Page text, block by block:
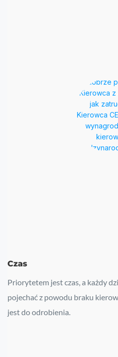
Czas
Priorytetem jest czas, a każdy
pojechać z powodu braku
jest do odrobienia.